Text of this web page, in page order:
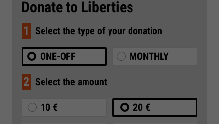
Donate to Liberties
1 Select the type of your donation
ONE-OFF MONTHLY
2 Select the amount
10 € 20 €